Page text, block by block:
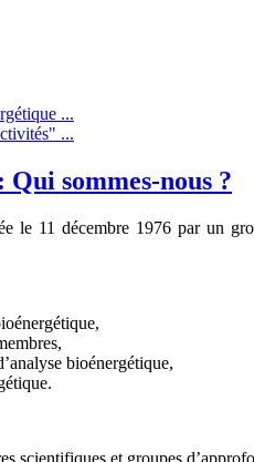
...
...
sommes-nous ?
le 11 décembre 1976 par un
bioénergétique,